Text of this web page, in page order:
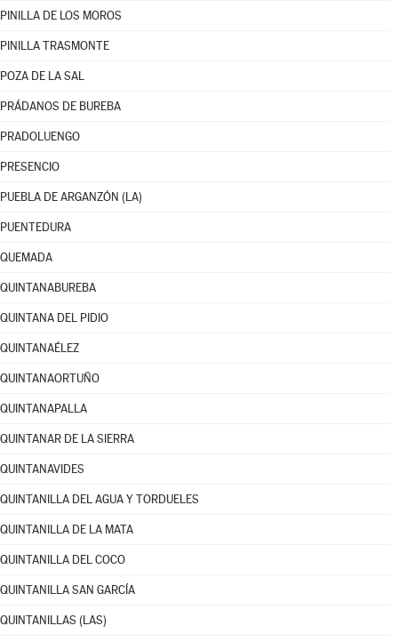
PINILLA DE LOS MOROS
PINILLA TRASMONTE
POZA DE LA SAL
PRÁDANOS DE BUREBA
PRADOLUENGO
PRESENCIO
PUEBLA DE ARGANZÓN (LA)
PUENTEDURA
QUEMADA
QUINTANABUREBA
QUINTANA DEL PIDIO
QUINTANAÉLEZ
QUINTANAORTUÑO
QUINTANAPALLA
QUINTANAR DE LA SIERRA
QUINTANAVIDES
QUINTANILLA DEL AGUA Y TORDUELES
QUINTANILLA DE LA MATA
QUINTANILLA DEL COCO
QUINTANILLA SAN GARCÍA
QUINTANILLAS (LAS)